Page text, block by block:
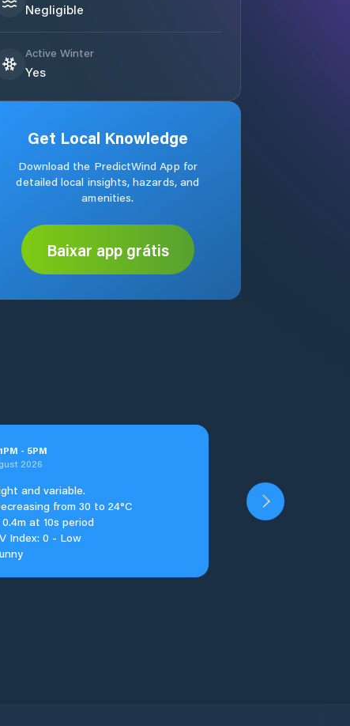
Negligible
Active Winter
Yes
Get Local Knowledge
Download the PredictWind App for
detailed local insights, hazards, and
amenities.
Baixar app grátis
1PM - 5PM
2026
and variable.
from 30 to 24°C
0.4m at 10s period
Index: 0 - Low